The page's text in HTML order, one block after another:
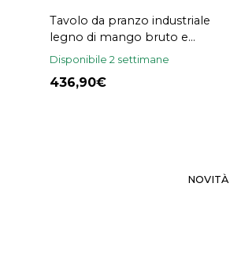
Tavolo da pranzo industriale
legno di mango bruto e
metallo L160 YPSTER
Disponibile 2 settimane
436,90
NOVITÀ